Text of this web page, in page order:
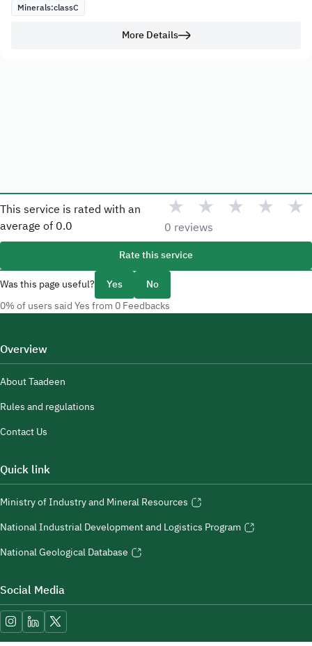
Minerals:classC
More Details
This service is rated with an
average of 0.0
★ ★ ★ ★ ★
0 reviews
Rate this service
Was this page useful?
Yes No
0% of users said Yes from 0 Feedbacks
Overview
About Taadeen
Rules and regulations
Contact Us
Quick link
Ministry of Industry and Mineral Resources
National Industrial Development and Logistics Program
National Geological Database
Social Media